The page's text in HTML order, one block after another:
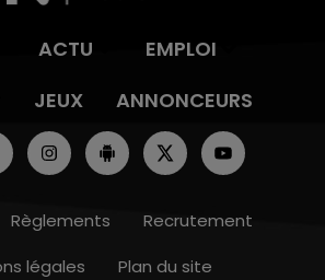
ACTU
EMPLOI
JEUX ANNONCEURS
Règlements
Recrutement
légales
Plan du site